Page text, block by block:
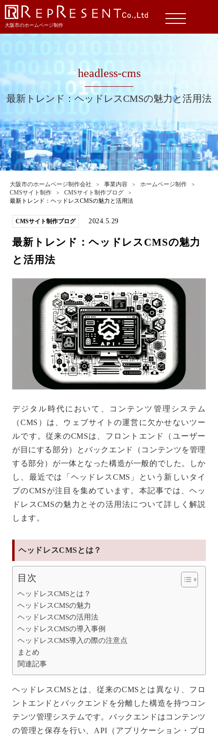
大阪市のホームページ制作
headless-cms
最新トレンド：ヘッドレスCMSの魅力と活用法
大阪市のホームページ制作会社 事業内容
ホームページ制作
CMSサイト制作
CMSサイト制作ブログ
最新トレンド：ヘッドレスCMSの魅力と活用法
CMSサイト制作ブログ 2024.5.29
最新トレンド：ヘッドレスCMSの魅力
と活用法
デジタル時代において、コンテンツ管理システム
（CMS）は、ウェブサイトの運営に欠かせないツー
ルです。従来のCMSは、フロントエンド（ユーザー
が目にする部分）とバックエンド（コンテンツを管理
する部分）が一体となった構造が一般的でした。しか
し、最近では「ヘッドレスCMS」という新しいタイ
プのCMSが注目を集めています。本記事では、ヘッ
ドレスCMSの魅力とその活用法について詳しく解説
します。
ヘッドレスCMSとは？
目次
ヘッドレスCMSとは？
ヘッドレスCMSの魅力
ヘッドレスCMSの活用法
ヘッドレスCMSの導入事例
ヘッドレスCMS導入の際の注意点
まとめ
関連記事
ヘッドレスCMSとは、従来のCMSとは異なり、フロ
ントエンドとバックエンドを分離した構造を持つコン
テンツ管理システムです。バックエンドはコンテンツ
の管理と保存を行い、API（アプリケーション・プロ